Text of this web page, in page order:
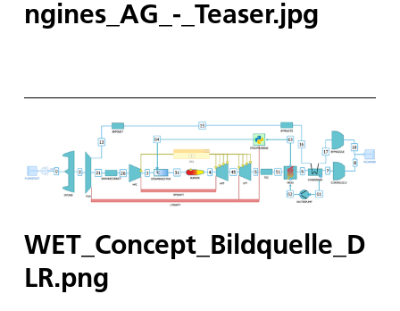
ngines_AG_-_Teaser.jpg
WET_Concept_Bildquelle_D
LR.png